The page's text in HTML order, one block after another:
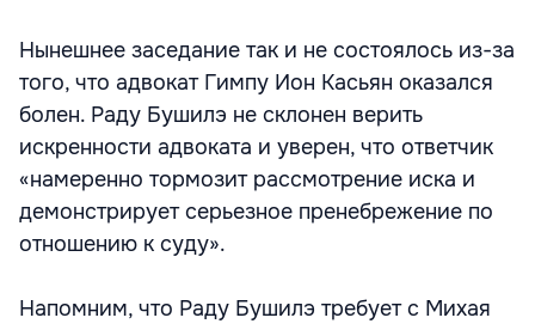
Нынешнее заседание так и не состоялось из-за
того, что адвокат Гимпу Ион Касьян оказался
болен. Раду Бушилэ не склонен верить
искренности адвоката и уверен, что ответчик
«намеренно тормозит рассмотрение иска и
демонстрирует серьезное пренебрежение по
отношению к суду».
Напомним, что Раду Бушилэ требует с Михая